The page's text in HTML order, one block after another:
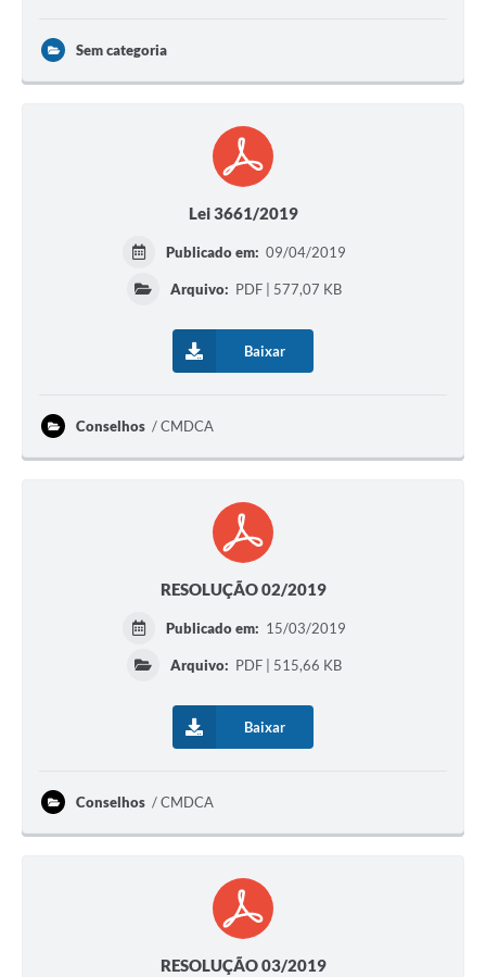
Sem categoria
Lei 3661/2019
Publicado em: 09/04/2019
Arquivo: PDF | 577,07 KB
Baixar
Conselhos CMDCA
RESOLUÇÃO 02/2019
Publicado em: 15/03/2019
Arquivo: PDF | 515,66 KB
Baixar
Conselhos CMDCA
RESOLUÇÃO 03/2019